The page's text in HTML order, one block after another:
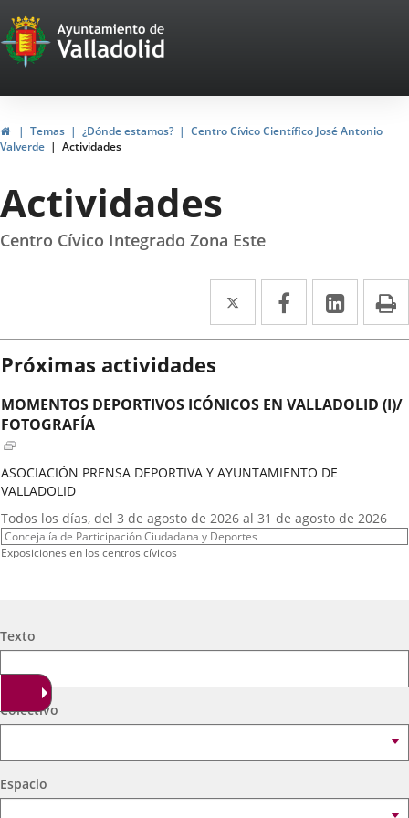
Portal
Web
del
Ayuntamiento
de
Valladolid
InicioTemas ¿Dónde estamos?
Centro Cívico Científico José Antonio
Valverde
Actividades
Actividades
Centro Cívico Integrado Zona Este
Twitter
Enlace
a
externa.
Facebook
Enlace
a
externa.
Enlace
a
Próximas actividades
MOMENTOS DEPORTIVOS ICÓNICOS EN VALLADOLID (I)/
FOTOGRAFÍA
ASOCIACIÓN PRENSA DEPORTIVA Y AYUNTAMIENTO DE
VALLADOLID
Fechas
del
evento
Todos los días, del 3 de agosto de 2026 al 31 de agosto de 2026
Organizador
de
Concejalía de Participación Ciudadana y Deportes
Programa
Exposiciones en los centros cívicos
Centro Cívico Científico José Antonio Valverde
16 septiembre
Organizador
actividad
Concejalía de Participación Ciudadana y Deportes
Programa
Muestras de Teatro Vecinal, Cultura Tradicional y Actividades Culturales y de
Ocio Infantil 2026
A. DE MEXICANOS EN CYL(Ballet Folklorico BFB)
Búsqueda
Texto
Colectivo
Espacio